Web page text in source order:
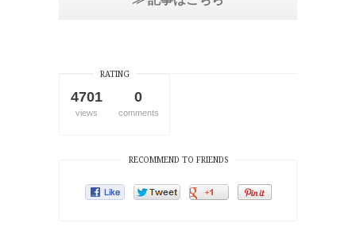
RATING
4701
views
0
comments
RECOMMEND TO FRIENDS